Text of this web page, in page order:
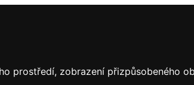
prostředí, zobrazení přizpůsobeného